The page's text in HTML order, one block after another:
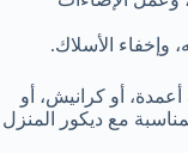
وإخفاء الأسلاك.
أو كرانيش، أو
مع ديكور المنزل